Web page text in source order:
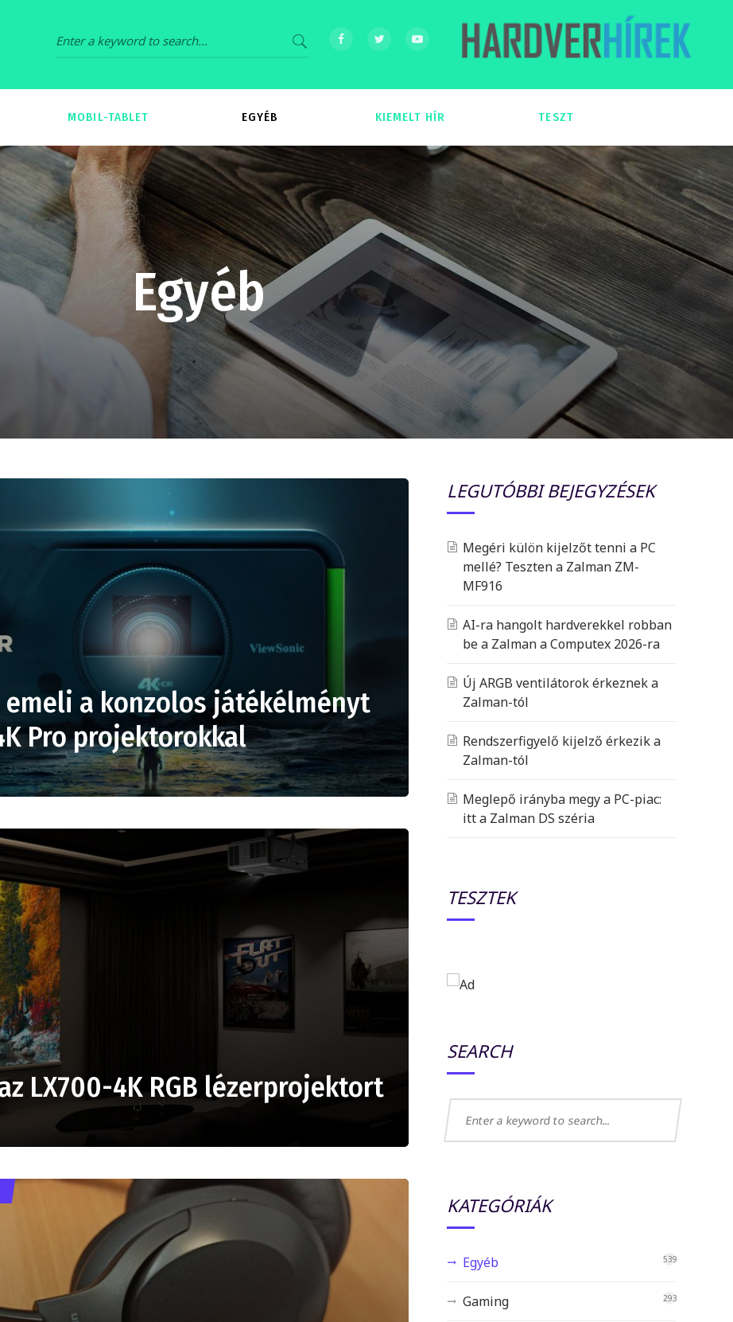
MOBIL-TABLET EGYÉB KIEMELT HÍR TESZT
Egyéb
emeli a konzolos játékélményt
Pro projektorokkal
LX700-4K RGB lézerprojektort
LEGUTÓBBI BEJEGYZÉSEK
Megéri külön kijelzőt tenni a PC
mellé? Teszten a Zalman ZM-
MF916
AI-ra hangolt hardverekkel robban
be a Zalman a Computex 2026-ra
Új ARGB ventilátorok érkeznek a
Zalman-tól
Rendszerfigyelő kijelző érkezik a
Zalman-tól
Meglepő irányba megy a PC-piac:
itt a Zalman DS széria
TESZTEK
SEARCH
KATEGÓRIÁK
Egyéb 539
Gaming 293